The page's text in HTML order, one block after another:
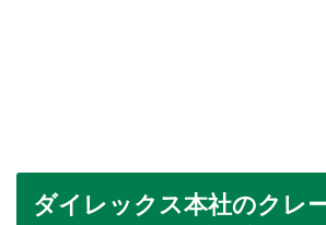
ダイレックス本社のクレ